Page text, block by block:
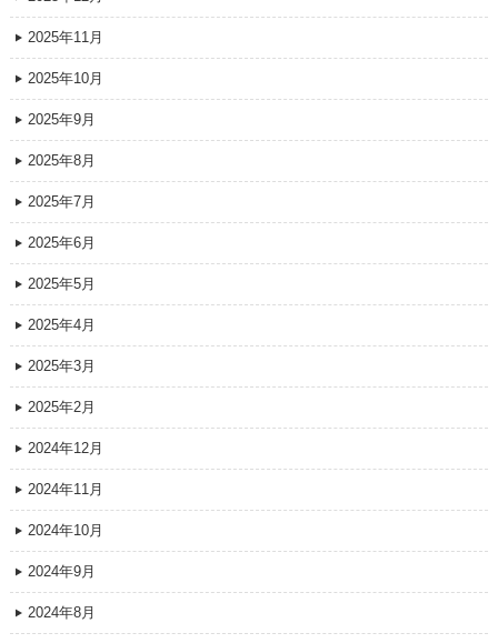
2025年11月
2025年10月
2025年9月
2025年8月
2025年7月
2025年6月
2025年5月
2025年4月
2025年3月
2025年2月
2024年12月
2024年11月
2024年10月
2024年9月
2024年8月